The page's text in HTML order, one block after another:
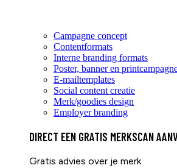
Campagne concept
Contentformats
Interne branding formats
Poster, banner en
E-mailtemplates
Social content creatie
Merk/goodies design
Employer branding
DIRECT EEN GRATIS MERKSCAN
Gratis advies over je merk